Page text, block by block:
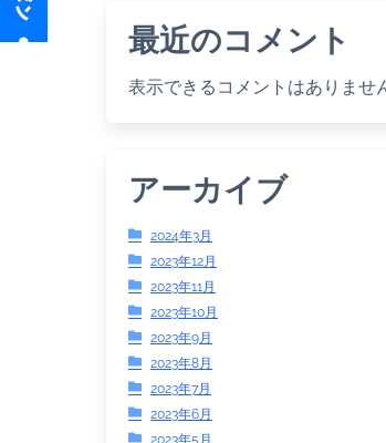
最近のコメント
表示できるコメントはありませ
アーカイブ
2024年3月
2023年12月
2023年11月
2023年10月
2023年9月
2023年8月
2023年7月
2023年6月
2023年5月